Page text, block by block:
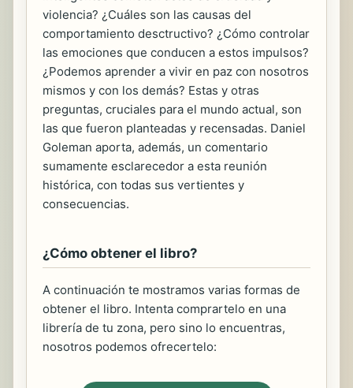
violencia? ¿Cuáles son las causas del
comportamiento desctructivo? ¿Cómo controlar
las emociones que conducen a estos impulsos?
¿Podemos aprender a vivir en paz con nosotros
mismos y con los demás? Estas y otras
preguntas, cruciales para el mundo actual, son
las que fueron planteadas y recensadas. Daniel
Goleman aporta, además, un comentario
sumamente esclarecedor a esta reunión
histórica, con todas sus vertientes y
consecuencias.
¿Cómo obtener el libro?
A continuación te mostramos varias formas de
obtener el libro. Intenta comprartelo en una
librería de tu zona, pero sino lo encuentras,
nosotros podemos ofrecertelo: